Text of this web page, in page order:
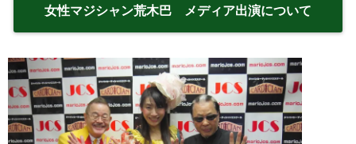
女性マジシャン荒木巴 メディア出演について